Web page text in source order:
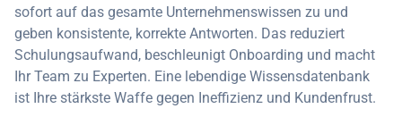
sofort auf das gesamte Unternehmenswissen zu und
geben konsistente, korrekte Antworten. Das reduziert
Schulungsaufwand, beschleunigt Onboarding und macht
Ihr Team zu Experten. Eine lebendige Wissensdatenbank
ist Ihre stärkste Waffe gegen Ineffizienz und Kundenfrust.